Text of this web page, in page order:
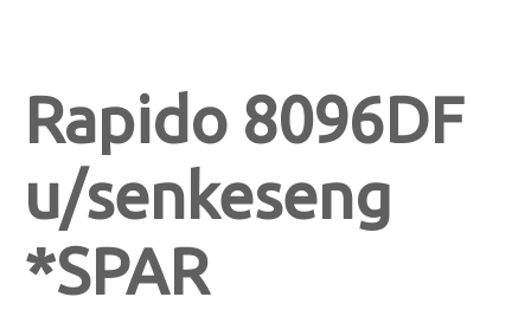
Rapido 8096DF
u/senkeseng
*SPAR